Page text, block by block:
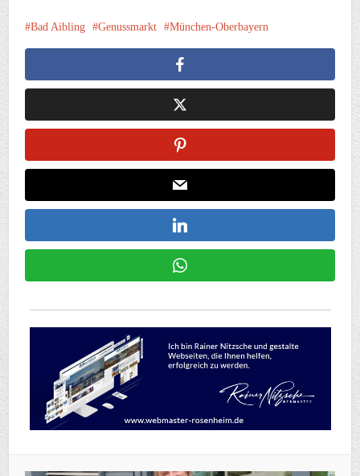
Bad Aibling Genussmarkt München-Oberbayern